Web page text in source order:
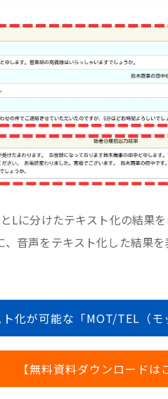
に分けたテキスト化の結果を
音声をテキスト化した結果を
化が可能な「MOT/TEL（
【無料資料ダウンロードは